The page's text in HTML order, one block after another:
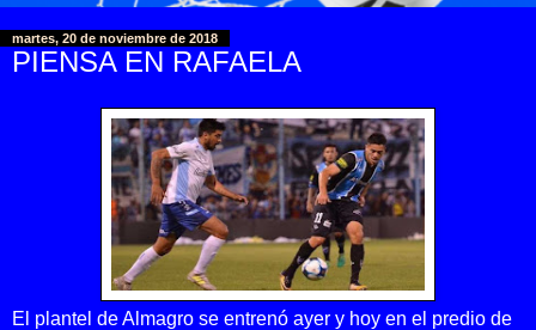
martes, 20 de noviembre de 2018
PIENSA EN RAFAELA
El plantel de Almagro se entrenó ayer y hoy en el predio de